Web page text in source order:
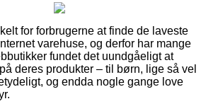
for forbrugerne at finde de laveste
varehuse, og derfor har mange
fundet det uundgåeligt at
deres produkter – til børn, lige så vel
og endda nogle gange love